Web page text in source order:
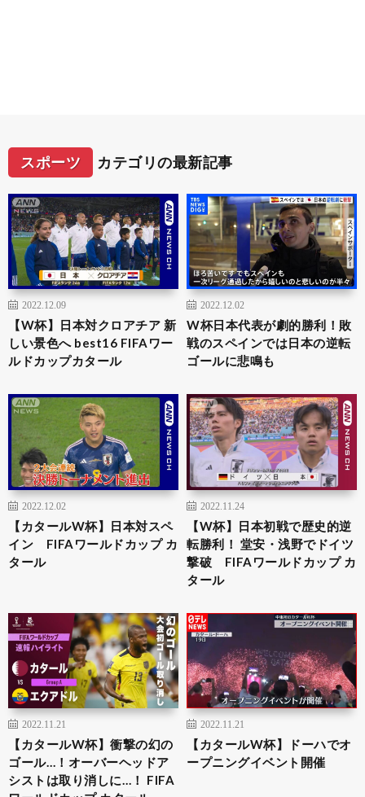
スポーツ カテゴリの最新記事
2022.12.09
【W杯】日本対クロアチア 新
しい景色へ best16 FIFAワー
ルドカップカタール
2022.12.02
W杯日本代表が劇的勝利！敗
戦のスペインでは日本の逆転
ゴールに悲鳴も
2022.12.02
【カタールW杯】日本対スペ
イン FIFAワールドカップ カ
タール
2022.11.24
【W杯】日本初戦で歴史的逆
転勝利！ 堂安・浅野でドイツ
撃破 FIFAワールドカップ カ
タール
2022.11.21
【カタールW杯】衝撃の幻の
ゴール…！オーバーヘッドア
シストは取り消しに…！ FIFA
2022.11.21
【カタールW杯】ドーハでオ
ープニングイベント開催